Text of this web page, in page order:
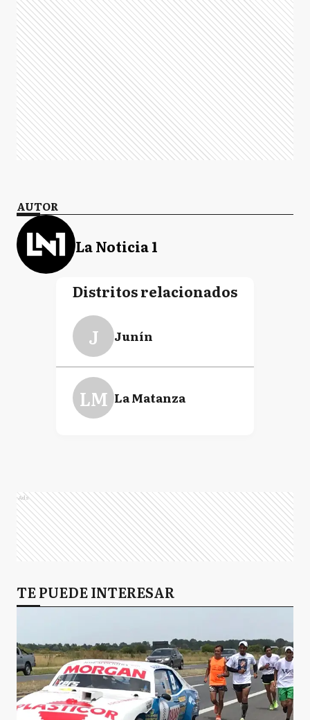
AUTOR
La Noticia 1
Distritos relacionados
J Junín
LM La Matanza
Ads
TE PUEDE INTERESAR